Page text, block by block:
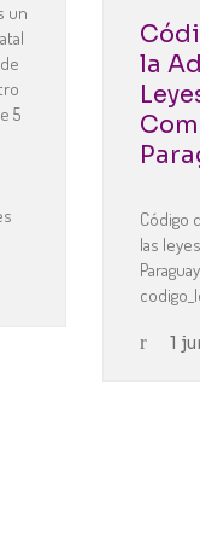
un
5
la
Código
las
1